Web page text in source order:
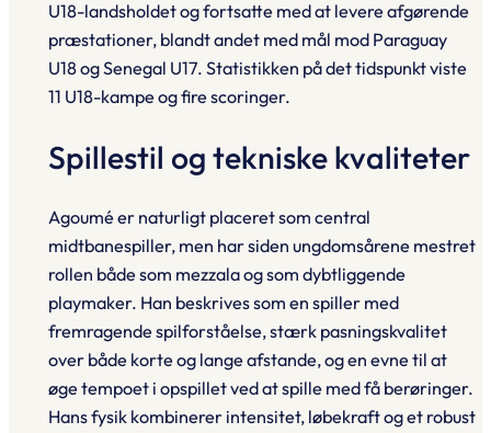
U18-landsholdet og fortsatte med at levere afgørende
præstationer, blandt andet med mål mod Paraguay
U18 og Senegal U17. Statistikken på det tidspunkt viste
11 U18-kampe og fire scoringer.
Spillestil og tekniske kvaliteter
Agoumé er naturligt placeret som central
midtbanespiller, men har siden ungdomsårene mestret
rollen både som mezzala og som dybtliggende
playmaker. Han beskrives som en spiller med
fremragende spilforståelse, stærk pasningskvalitet
over både korte og lange afstande, og en evne til at
øge tempoet i opspillet ved at spille med få berøringer.
Hans fysik kombinerer intensitet, løbekraft og et robust